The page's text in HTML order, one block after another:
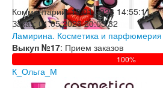
Комментарий:19.01.2026 14:55:11
Заказ:01.05.2026 20:05:32
Ламирина. Косметика и
Выкуп №17: Прием заказов
100%
К_Ольга_М